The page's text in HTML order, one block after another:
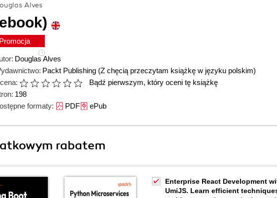
Alves
Promocja
Douglas Alves
Packt Publishing (Z chęcią przeczytam książkę w języku polskim)
Bądź pierwszym, który oceni tę książkę
198
formaty: PDFePub
rabatem
Enterprise React Development
UmiJS. Learn efficient